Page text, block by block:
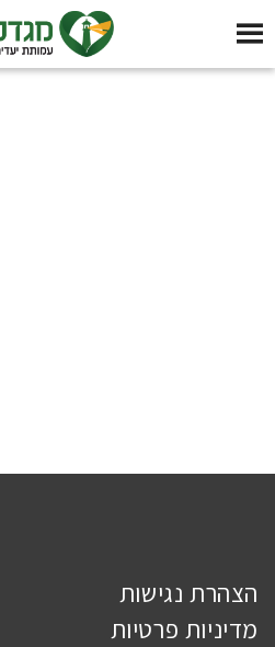
הצהרת נגישות
מדיניות פרטיות